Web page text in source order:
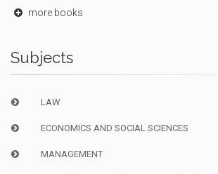
more books
Subjects
LAW
ECONOMICS AND SOCIAL SCIENCES
MANAGEMENT